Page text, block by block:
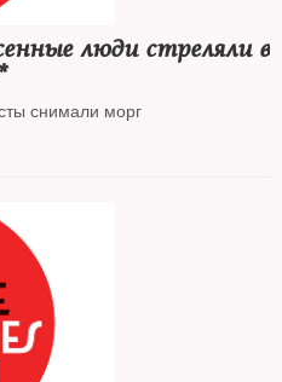
люди стреляли в
снимали морг